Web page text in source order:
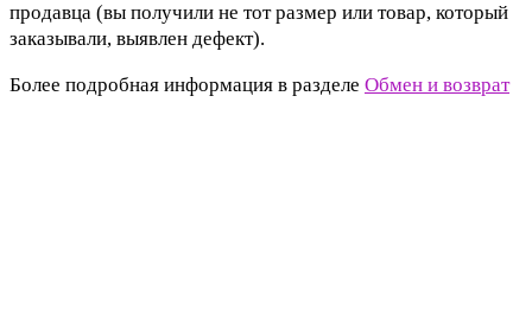
продавца (вы получили не тот размер или товар, который
заказывали, выявлен дефект).
Более подробная информация в разделе Обмен и возврат